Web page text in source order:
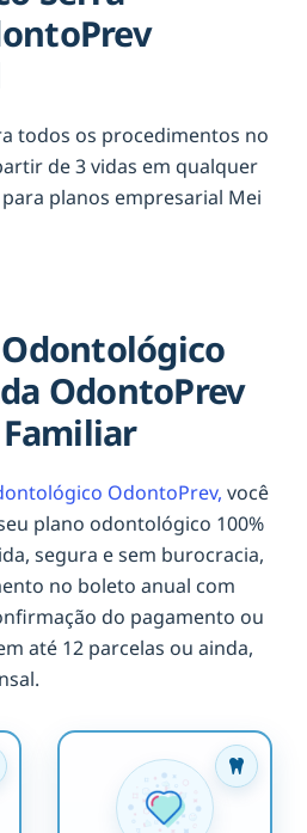
todos os procedimentos no
de 3 vidas em qualquer
para planos empresarial Mei
OdontoPrev
OdontoPrev, você
plano odontológico 100%
segura e sem burocracia,
no boleto anual com
do pagamento ou
até 12 parcelas ou ainda,